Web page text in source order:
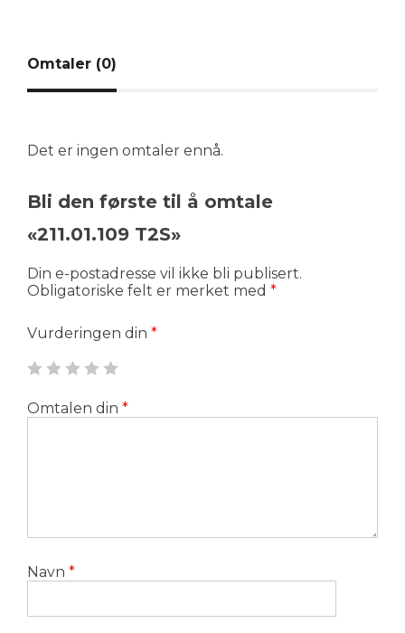
Omtaler (0)
Det er ingen omtaler ennå.
Bli den første til å omtale
«211.01.109 T2S»
Din e-postadresse vil ikke bli publisert.
Obligatoriske felt er merket med *
Vurderingen din *
Omtalen din *
Navn *